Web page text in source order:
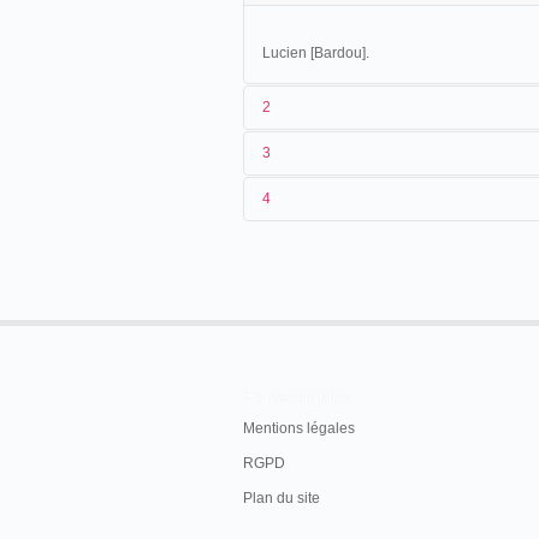
Lucien [Bardou].
2
semblables, ce fut Georgette Méliès qui fut le
3
4
Mentions légales
RGPD
Plan du site